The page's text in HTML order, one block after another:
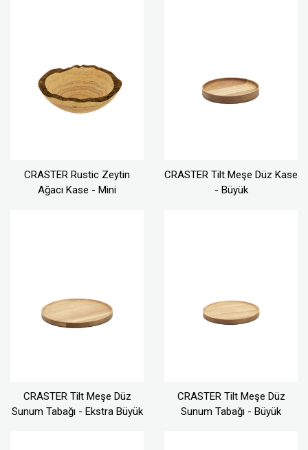
CRASTER Rustic Zeytin
Ağacı Kase - Mini
CRASTER Tilt Meşe Düz Kase
- Büyük
CRASTER Tilt Meşe Düz
Sunum Tabağı - Ekstra Büyük
CRASTER Tilt Meşe Düz
Sunum Tabağı - Büyük